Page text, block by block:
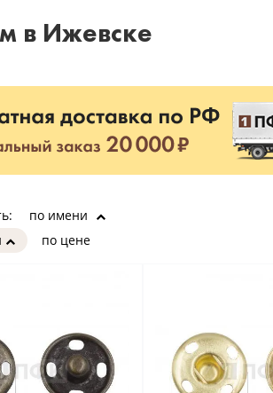
в Ижевске
по цене
по имени